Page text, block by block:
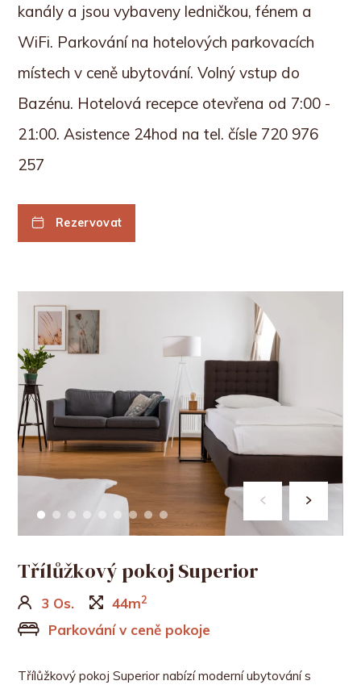
kanály a jsou vybaveny ledničkou, fénem a
WiFi. Parkování na hotelových parkovacích
místech v ceně ubytování. Volný vstup do
Bazénu. Hotelová recepce otevřena od 7:00 -
21:00. Asistence 24hod na tel. čísle 720 976
257
Rezervovat
Třílůžkový pokoj Superior
3 Os. 44m2
Parkování v ceně pokoje
Třílůžkový pokoj Superior nabízí moderní ubytování s